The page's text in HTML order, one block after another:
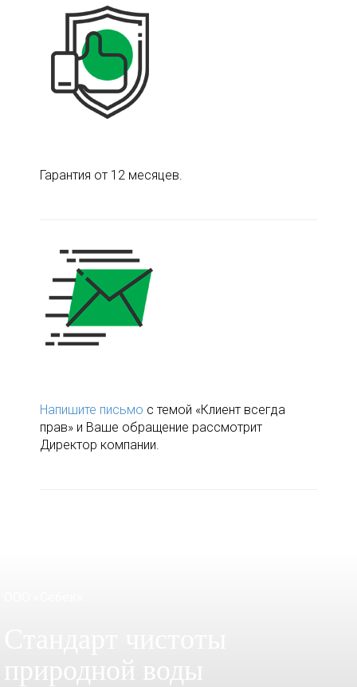
Гарантия от 12 месяцев.
Напишите письмо с темой «Клиент всегда
прав» и Ваше обращение рассмотрит
Директор компании.
природной воды